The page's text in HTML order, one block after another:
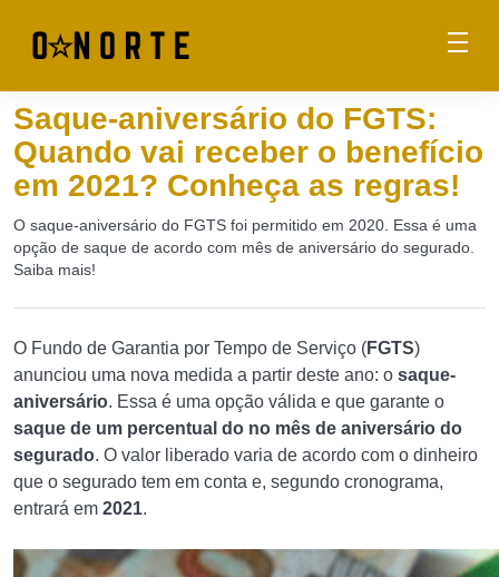
Saque-aniversário do FGTS:
Quando vai receber o benefício
em 2021? Conheça as regras!
O saque-aniversário do FGTS foi permitido em 2020. Essa é uma
opção de saque de acordo com mês de aniversário do segurado.
Saiba mais!
O Fundo de Garantia por Tempo de Serviço (FGTS)
anunciou uma nova medida a partir deste ano: o saque-
aniversário. Essa é uma opção válida e que garante o
saque de um percentual do no mês de aniversário do
segurado. O valor liberado varia de acordo com o dinheiro
que o segurado tem em conta e, segundo cronograma,
entrará em 2021.